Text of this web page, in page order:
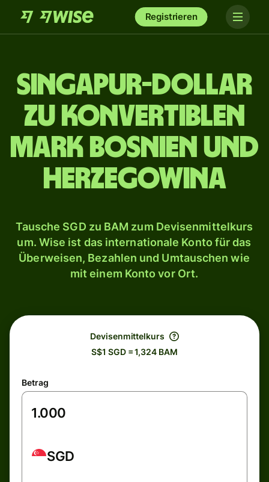
Registrieren
Singapur-Dollar
zu Konvertiblen
Mark Bosnien und
Herzegowina
Tausche SGD zu BAM zum Devisenmittelkurs
um. Wise ist das internationale Konto für das
Überweisen, Bezahlen und Umtauschen wie
mit einem Konto vor Ort.
Devisenmittelkurs
S$1 SGD = 1,324 BAM
Betrag
SGD